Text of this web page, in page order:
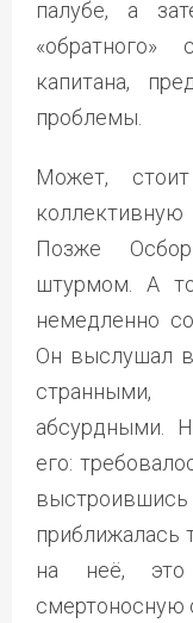
палубе, а
капитана,
проблемы.
Может,
коллективную
Позже
штурмом. А
немедленно
Он выслушал
абсурдными.
его:
приближалась
на неё, это
смертоносную